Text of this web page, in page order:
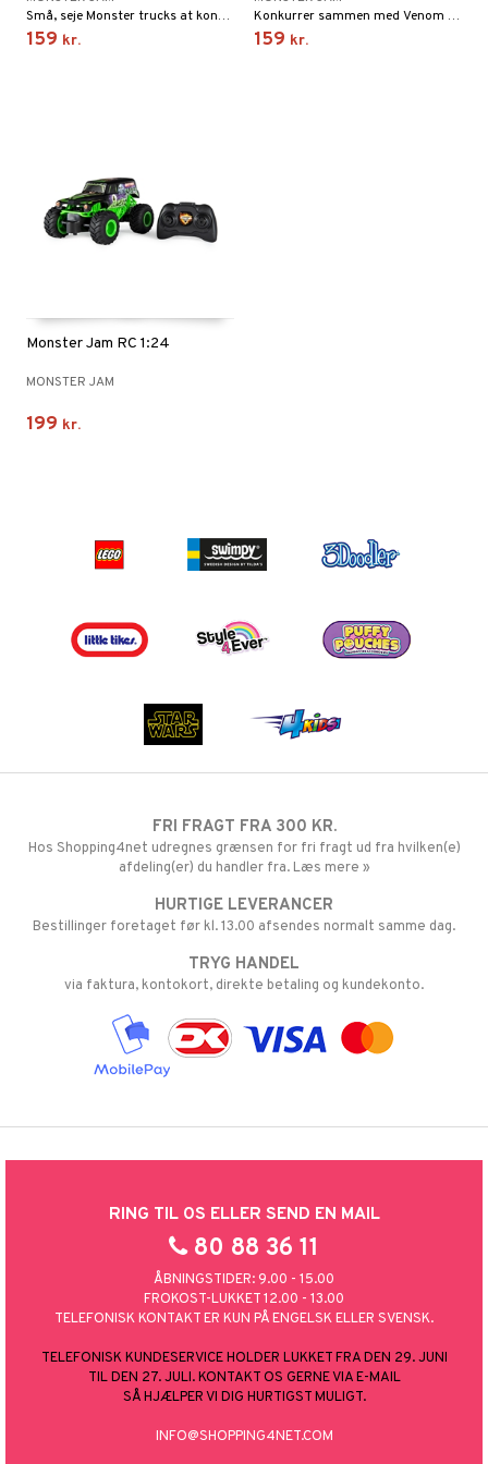
Små, seje Monster trucks at konkurrere med!
159 kr.
Konkurrer sammen med Venom og Spider-Man!
159 kr.
Monster Jam RC 1:24
MONSTER JAM
199 kr.
FRI FRAGT FRA 300 KR.
Hos Shopping4net udregnes grænsen for fri fragt ud fra hvilken(e)
afdeling(er) du handler fra. Læs mere »
HURTIGE LEVERANCER
Bestillinger foretaget før kl. 13.00 afsendes normalt samme dag.
TRYG HANDEL
via faktura, kontokort, direkte betaling og kundekonto.
RING TIL OS ELLER SEND EN MAIL
80 88 36 11
ÅBNINGSTIDER: 9.00 - 15.00
FROKOST-LUKKET 12.00 - 13.00
TELEFONISK KONTAKT ER KUN PÅ ENGELSK ELLER SVENSK.
TELEFONISK KUNDESERVICE HOLDER LUKKET FRA DEN 29. JUNI
TIL DEN 27. JULI. KONTAKT OS GERNE VIA E-MAIL
SÅ HJÆLPER VI DIG HURTIGST MULIGT.
INFO@SHOPPING4NET.COM